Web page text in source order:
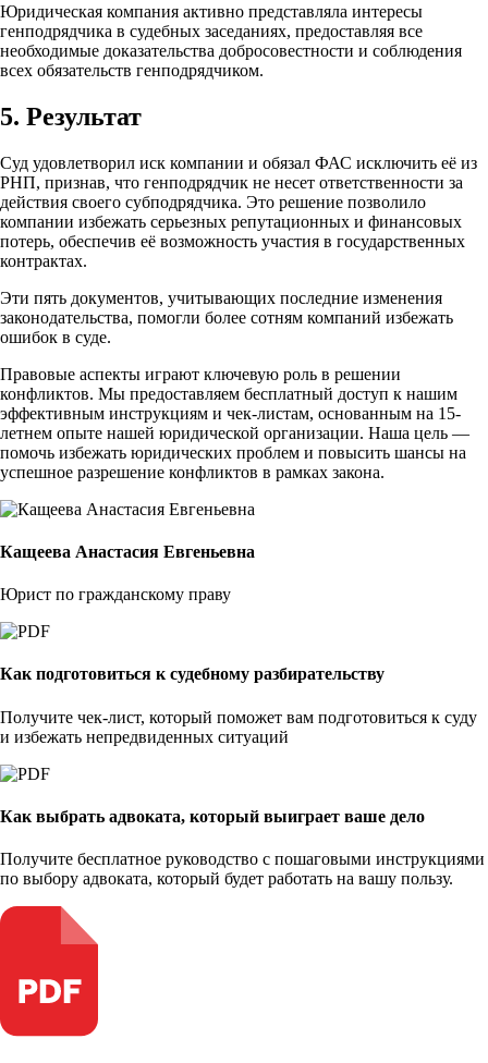
Юридическая компания активно представляла интересы
генподрядчика в судебных заседаниях, предоставляя все
необходимые доказательства добросовестности и соблюдения
всех обязательств генподрядчиком.
5. Результат
Суд удовлетворил иск компании и обязал ФАС исключить её из
РНП, признав, что генподрядчик не несет ответственности за
действия своего субподрядчика. Это решение позволило
компании избежать серьезных репутационных и финансовых
потерь, обеспечив её возможность участия в государственных
контрактах.
Эти пять документов, учитывающих последние изменения
законодательства, помогли более сотням компаний избежать
ошибок в суде.
Правовые аспекты играют ключевую роль в решении
конфликтов. Мы предоставляем бесплатный доступ к нашим
эффективным инструкциям и чек-листам, основанным на 15-
летнем опыте нашей юридической организации. Наша цель —
помочь избежать юридических проблем и повысить шансы на
успешное разрешение конфликтов в рамках закона.
Кащеева Анастасия Евгеньевна
Юрист по гражданскому праву
Как подготовиться к судебному разбирательству
Получите чек-лист, который поможет вам подготовиться к суду
и избежать непредвиденных ситуаций
Как выбрать адвоката, который выиграет ваше дело
Получите бесплатное руководство с пошаговыми инструкциями
по выбору адвоката, который будет работать на вашу пользу.